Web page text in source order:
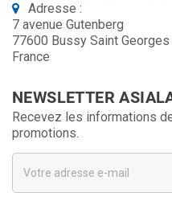
Adresse :
7 avenue Gutenberg
77600 Bussy Saint Georges
France
NEWSLETTER
Recevez les informations
promotions.